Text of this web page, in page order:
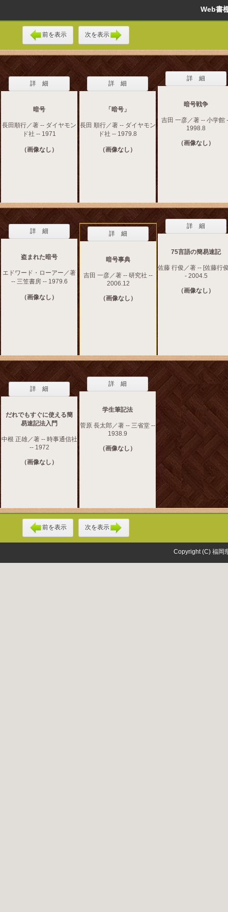
Web
前を表示 次を表示
詳 細
暗号
長田順行／著 -- ダイヤモン
ド社 -- 1971
（画像なし）
詳 細
「暗号」
長田 順行／著 -- ダイヤモン
ド社 -- 1979.8
（画像なし）
詳 細
暗号戦争
吉田 一彦／著 -- 小学館
1998.8
（画像なし）
詳 細
盗まれた暗号
エドワード・ローアー／著
-- 三笠書房 -- 1979.6
（画像なし）
詳 細
暗号事典
吉田 一彦／著 -- 研究社 --
2006.12
（画像なし）
詳 細
75言語の簡易速記
佐藤 行俊／著 -- [佐藤行
- 2004.5
（画像なし）
詳 細
だれでもすぐに使える簡
易速記法入門
中根 正雄／著 -- 時事通信社
-- 1972
（画像なし）
詳 細
学生筆記法
菅原 長太郎／著 -- 三省堂 --
1938.9
（画像なし）
前を表示 次を表示
Copyright (C) 福岡